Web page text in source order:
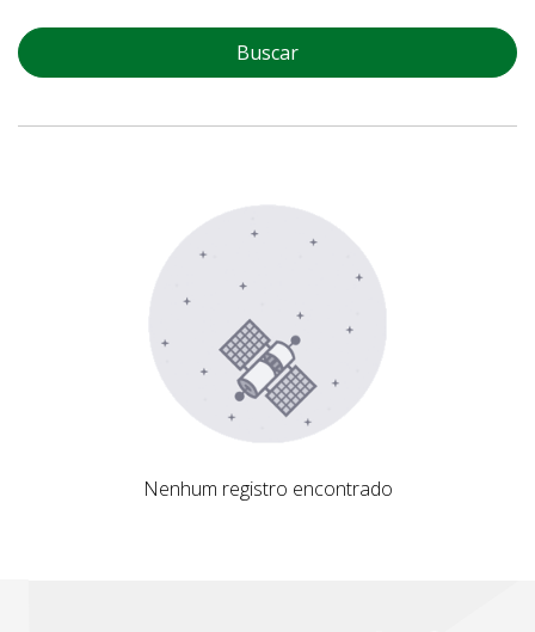
Buscar
Nenhum registro encontrado
Nenhum registro encontrado